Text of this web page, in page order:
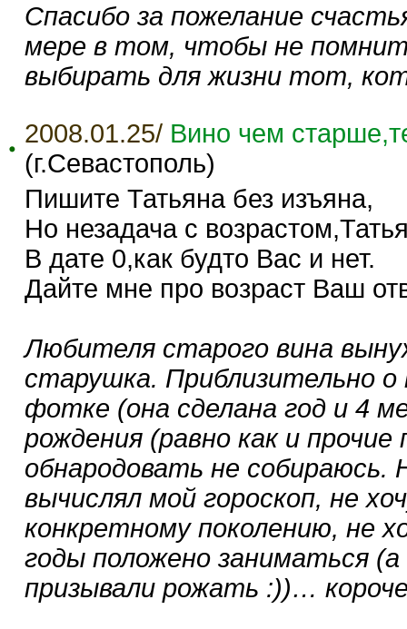
Спасибо за пожелание
мере в том, чтобы не
выбирать для жизни тот,
2008.01.25/ Вино чем
(г.Севастополь)
Пишите Татьяна без изъяна,
Но незадача с
В дате 0,как будто Вас и нет.
Дайте мне про возраст Ваш
Любителя старого вина
старушка. Приблизительно
фотке (она сделана год и 4
рождения (равно как и
обнародовать не
вычислял мой гороскоп, не
конкретному поколению, не
годы положено заниматься
призывали рожать :))…